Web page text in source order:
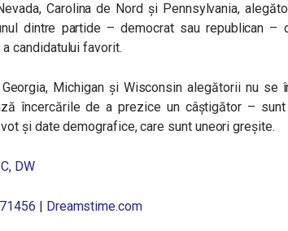
Carolina de Nord și Pennsylvania,
dintre partide – democrat sau republican –
candidatului favorit.
Michigan și Wisconsin alegătorii nu se
încercările de a prezice un câștigător –
și date demografice, care sunt uneori greșite.
, DW
| Dreamstime.com